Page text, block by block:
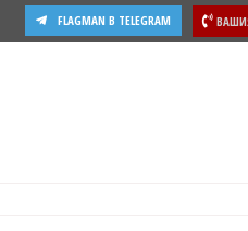
FLAGMAN В TELEGRAM